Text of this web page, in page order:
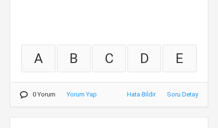
A B C D E
0 Yorum Yorum Yap Hata Bildir Soru Detay